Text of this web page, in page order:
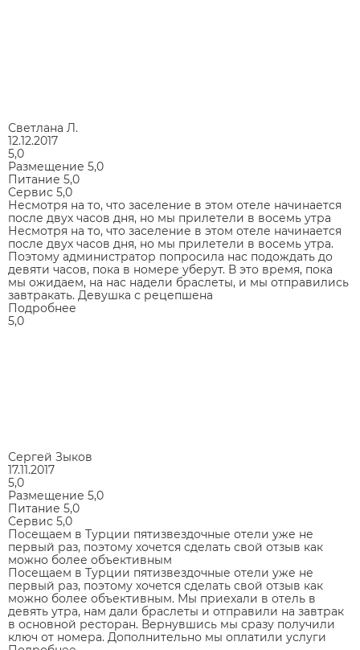
Светлана Л.
12.12.2017
5,0
Размещение 5,0
Питание 5,0
Сервис 5,0
Несмотря на то, что заселение в этом отеле начинается
после двух часов дня, но мы прилетели в восемь утра
Несмотря на то, что заселение в этом отеле начинается
после двух часов дня, но мы прилетели в восемь утра.
Поэтому администратор попросила нас подождать до
девяти часов, пока в номере уберут. В это время, пока
мы ожидаем, на нас надели браслеты, и мы отправились
завтракать. Девушка с рецепшена
Подробнее
5,0
Сергей Зыков
17.11.2017
5,0
Размещение 5,0
Питание 5,0
Сервис 5,0
Посещаем в Турции пятизвездочные отели уже не
первый раз, поэтому хочется сделать свой отзыв как
можно более объективным
Посещаем в Турции пятизвездочные отели уже не
первый раз, поэтому хочется сделать свой отзыв как
можно более объективным. Мы приехали в отель в
девять утра, нам дали браслеты и отправили на завтрак
в основной ресторан. Вернувшись мы сразу получили
ключ от номера. Дополнительно мы оплатили услуги